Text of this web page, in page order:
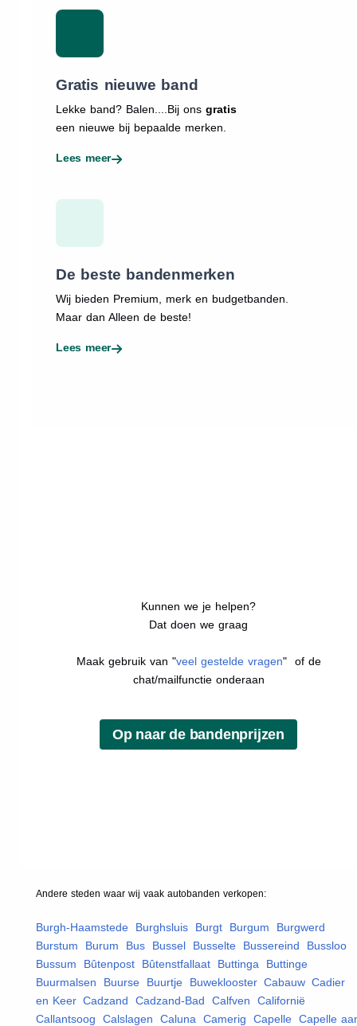
Gratis nieuwe band
Lekke band? Balen....Bij ons gratis
een nieuwe bij bepaalde merken.
Lees meer
De beste bandenmerken
Wij bieden Premium, merk en budgetbanden.
Maar dan Alleen de beste!
Lees meer
Kunnen we je helpen?
Dat doen we graag
Maak gebruik van "veel gestelde vragen" of de
chat/mailfunctie onderaan
Andere steden waar wij vaak autobanden verkopen:
Burgh-Haamstede Burghsluis Burgt Burgum Burgwerd
Burstum
Burum Bus Bussel Busselte Bussereind Bussloo
Bussum
Bûtenpost Bûtenstfallaat Buttinga Buttinge
Buurmalsen
Buurse Buurtje Buweklooster, Cabauw, Cadier
en Keer, Cadzand Cadzand-Bad Calfven Californië
Callantsoog
Calslagen Caluna Camerig Capelle Capelle